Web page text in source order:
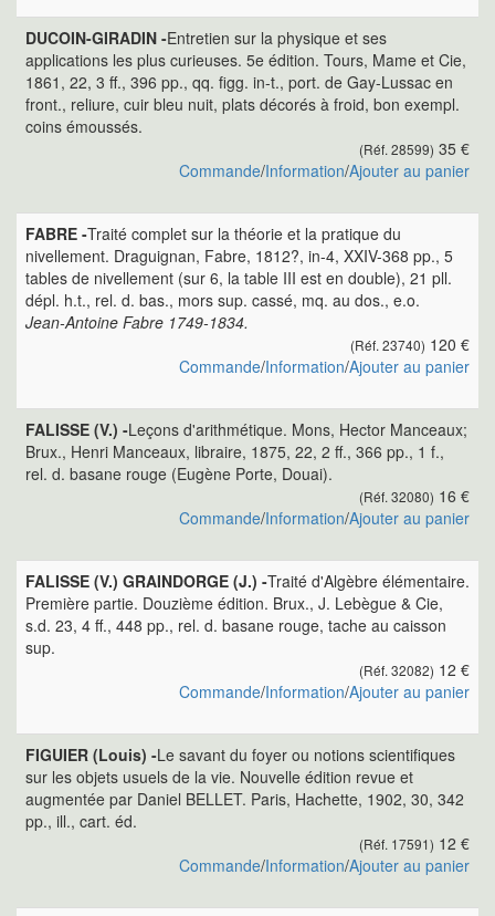
DUCOIN-GIRADIN -Entretien sur la physique et ses
applications les plus curieuses. 5e édition. Tours, Mame et Cie,
1861, 22, 3 ff., 396 pp., qq. figg. in-t., port. de Gay-Lussac en
front., reliure, cuir bleu nuit, plats décorés à froid, bon exempl.
coins émoussés.
(Réf. 28599) 35 €
Commande/Information/Ajouter au panier
FABRE -Traité complet sur la théorie et la pratique du
nivellement. Draguignan, Fabre, 1812?, in-4, XXIV-368 pp., 5
tables de nivellement (sur 6, la table III est en double), 21 pll.
dépl. h.t., rel. d. bas., mors sup. cassé, mq. au dos., e.o.
Jean-Antoine Fabre 1749-1834.
(Réf. 23740) 120 €
Commande/Information/Ajouter au panier
FALISSE (V.) -Leçons d'arithmétique. Mons, Hector Manceaux;
Brux., Henri Manceaux, libraire, 1875, 22, 2 ff., 366 pp., 1 f.,
rel. d. basane rouge (Eugène Porte, Douai).
(Réf. 32080) 16 €
Commande/Information/Ajouter au panier
FALISSE (V.) GRAINDORGE (J.) -Traité d'Algèbre élémentaire.
Première partie. Douzième édition. Brux., J. Lebègue & Cie,
s.d. 23, 4 ff., 448 pp., rel. d. basane rouge, tache au caisson
sup.
(Réf. 32082) 12 €
Commande/Information/Ajouter au panier
FIGUIER (Louis) -Le savant du foyer ou notions scientifiques
sur les objets usuels de la vie. Nouvelle édition revue et
augmentée par Daniel BELLET. Paris, Hachette, 1902, 30, 342
pp., ill., cart. éd.
(Réf. 17591) 12 €
Commande/Information/Ajouter au panier